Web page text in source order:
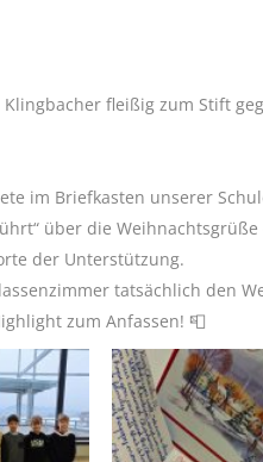
fleißig zum Stift
im Briefkasten unserer
über die
der Unterstützung.
tatsächlich den
zum Anfassen! 📮